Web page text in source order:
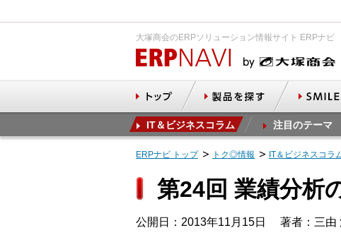
大塚商会のERPソリューション情報サイト ERPナビ
IT＆ビジネスコラム 注目のテーマ
ERPナビ トップ トク◎情報 IT＆ビジネスコラ
第24回 業績分析
公開日：2013年11月15日 著者：三由